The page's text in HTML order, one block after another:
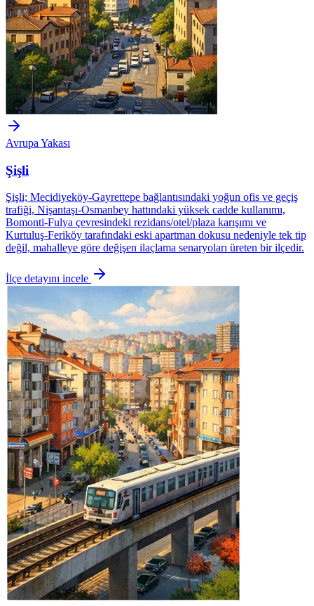
Avrupa Yakası
Şişli
Şişli; Mecidiyeköy-Gayrettepe bağlantısındaki yoğun ofis ve geçiş
trafiği, Nişantaşı-Osmanbey hattındaki yüksek cadde kullanımı,
Bomonti-Fulya çevresindeki rezidans/otel/plaza karışımı ve
Kurtuluş-Feriköy tarafındaki eski apartman dokusu nedeniyle tek tip
değil, mahalleye göre değişen ilaçlama senaryoları üreten bir ilçedir.
İlçe detayını incele